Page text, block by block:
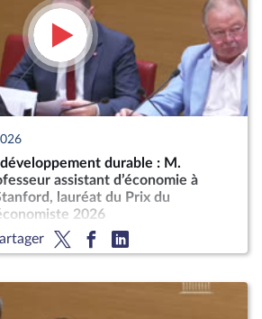
durable : M.
assistant d’économie à
lauréat du Prix du
2026